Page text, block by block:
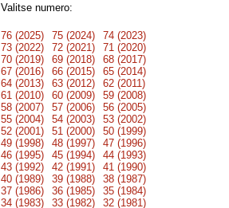
Valitse numero:
76 (2025) 75 (2024)
74 (2023)
73 (2022)
72 (2021)
71 (2020)
70 (2019)
69 (2018)
68 (2017)
67 (2016)
66 (2015)
65 (2014)
64 (2013)
63 (2012)
62 (2011)
61 (2010)
60 (2009)
59 (2008)
58 (2007)
57 (2006)
56 (2005)
55 (2004)
54 (2003)
53 (2002)
52 (2001)
51 (2000)
50 (1999)
49 (1998)
48 (1997)
47 (1996)
46 (1995)
45 (1994)
44 (1993)
43 (1992)
42 (1991)
41 (1990)
40 (1989)
39 (1988)
38 (1987)
37 (1986)
36 (1985)
35 (1984)
34 (1983)
33 (1982)
32 (1981)